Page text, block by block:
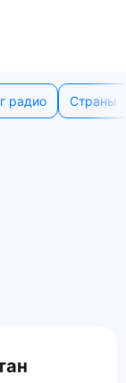
радио Страны